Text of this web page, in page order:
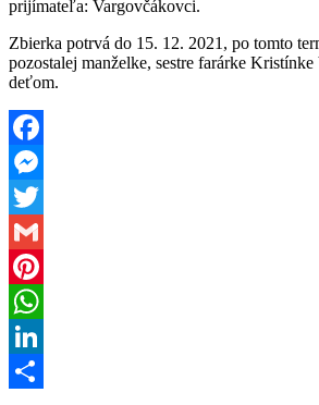
prijímateľa: Vargovčákovci.
Zbierka potrvá do 15. 12. 2021, po tomto
pozostalej manželke, sestre farárke
deťom.
Facebook
Messenger
Twitter
Gmail
Pinterest
WhatsApp
LinkedIn